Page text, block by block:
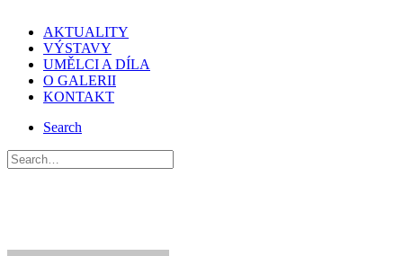
AKTUALITY
VÝSTAVY
UMĚLCI A DÍLA
O GALERII
KONTAKT
Search